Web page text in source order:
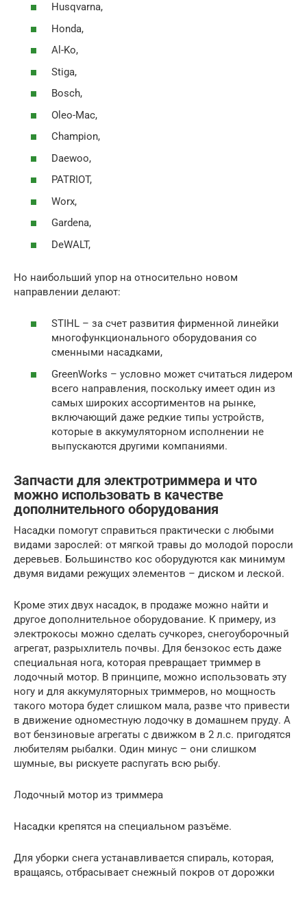
Husqvarna,
Honda,
Al-Ko,
Stiga,
Bosch,
Oleo-Mac,
Champion,
Daewoo,
PATRIOT,
Worx,
Gardena,
DeWALT,
Но наибольший упор на относительно новом
направлении делают:
STIHL – за счет развития фирменной линейки
многофункционального оборудования со
сменными насадками,
GreenWorks – условно может считаться лидером
всего направления, поскольку имеет один из
самых широких ассортиментов на рынке,
включающий даже редкие типы устройств,
которые в аккумуляторном исполнении не
выпускаются другими компаниями.
Запчасти для электротриммера и что
можно использовать в качестве
дополнительного оборудования
Насадки помогут справиться практически с любыми
видами зарослей: от мягкой травы до молодой поросли
деревьев. Большинство кос оборудуются как минимум
двумя видами режущих элементов – диском и леской.
Кроме этих двух насадок, в продаже можно найти и
другое дополнительное оборудование. К примеру, из
электрокосы можно сделать сучкорез, снегоуборочный
агрегат, разрыхлитель почвы. Для бензокос есть даже
специальная нога, которая превращает триммер в
лодочный мотор. В принципе, можно использовать эту
ногу и для аккумуляторных триммеров, но мощность
такого мотора будет слишком мала, разве что привести
в движение одноместную лодочку в домашнем пруду. А
вот бензиновые агрегаты с движком в 2 л.с. пригодятся
любителям рыбалки. Один минус – они слишком
шумные, вы рискуете распугать всю рыбу.
Лодочный мотор из триммера
Насадки крепятся на специальном разъёме.
Для уборки снега устанавливается спираль, которая,
вращаясь, отбрасывает снежный покров от дорожки